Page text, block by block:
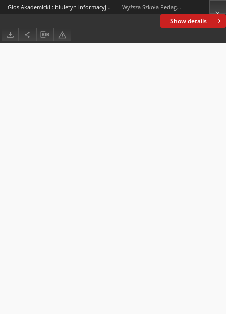
Show details
Głos Akademicki : biuletyn informacyjny WSP. 1997, nr 9 : czerwiec 1997 Wyższa Szkoła Pedagogiczna im. Jana Kochanowskiego (Kielce)